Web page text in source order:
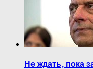
Не ждать, пока